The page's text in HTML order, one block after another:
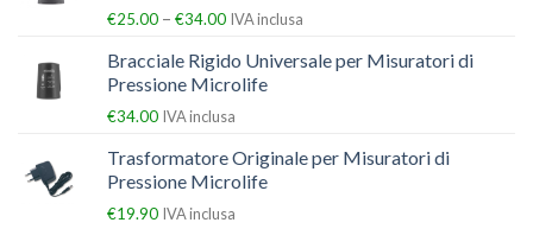
€25.00 – €34.00 IVA inclusa
Bracciale Rigido Universale per Misuratori di
Pressione Microlife
€34.00 IVA inclusa
Trasformatore Originale per Misuratori di
Pressione Microlife
€19.90 IVA inclusa